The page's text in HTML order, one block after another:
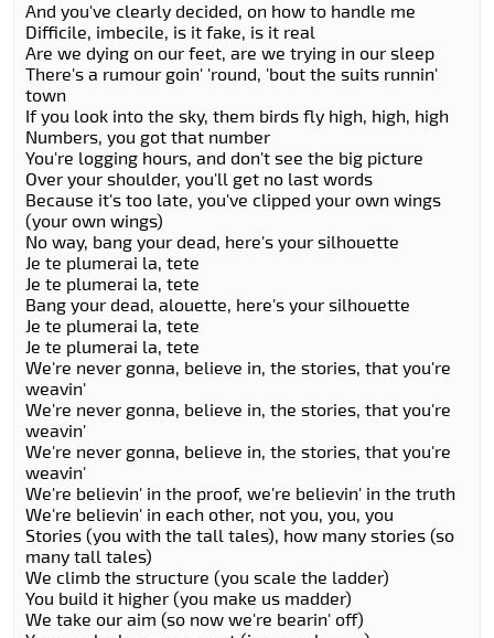
And you've clearly decided, on how to handle me
Difficile, imbecile, is it fake, is it real
Are we dying on our feet, are we trying in our sleep
There's a rumour goin' 'round, 'bout the suits runnin'
town
If you look into the sky, them birds fly high, high, high
Numbers, you got that number
You're logging hours, and don't see the big picture
Over your shoulder, you'll get no last words
Because it's too late, you've clipped your own wings
(your own wings)
No way, bang your dead, here's your silhouette
Je te plumerai la, tete
Je te plumerai la, tete
Bang your dead, alouette, here's your silhouette
Je te plumerai la, tete
Je te plumerai la, tete
We're never gonna, believe in, the stories, that you're
weavin'
We're never gonna, believe in, the stories, that you're
weavin'
We're never gonna, believe in, the stories, that you're
weavin'
We're believin' in the proof, we're believin' in the truth
We're believin' in each other, not you, you, you
Stories (you with the tall tales), how many stories (so
many tall tales)
We climb the structure (you scale the ladder)
You build it higher (you make us madder)
We take our aim (so now we're bearin' off)